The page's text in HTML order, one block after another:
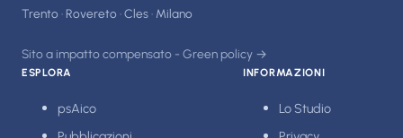
Trento · Rovereto · Cles · Milano
Sito a impatto compensato - Green policy →
ESPLORA
psAico
INFORMAZIONI
Lo Studio